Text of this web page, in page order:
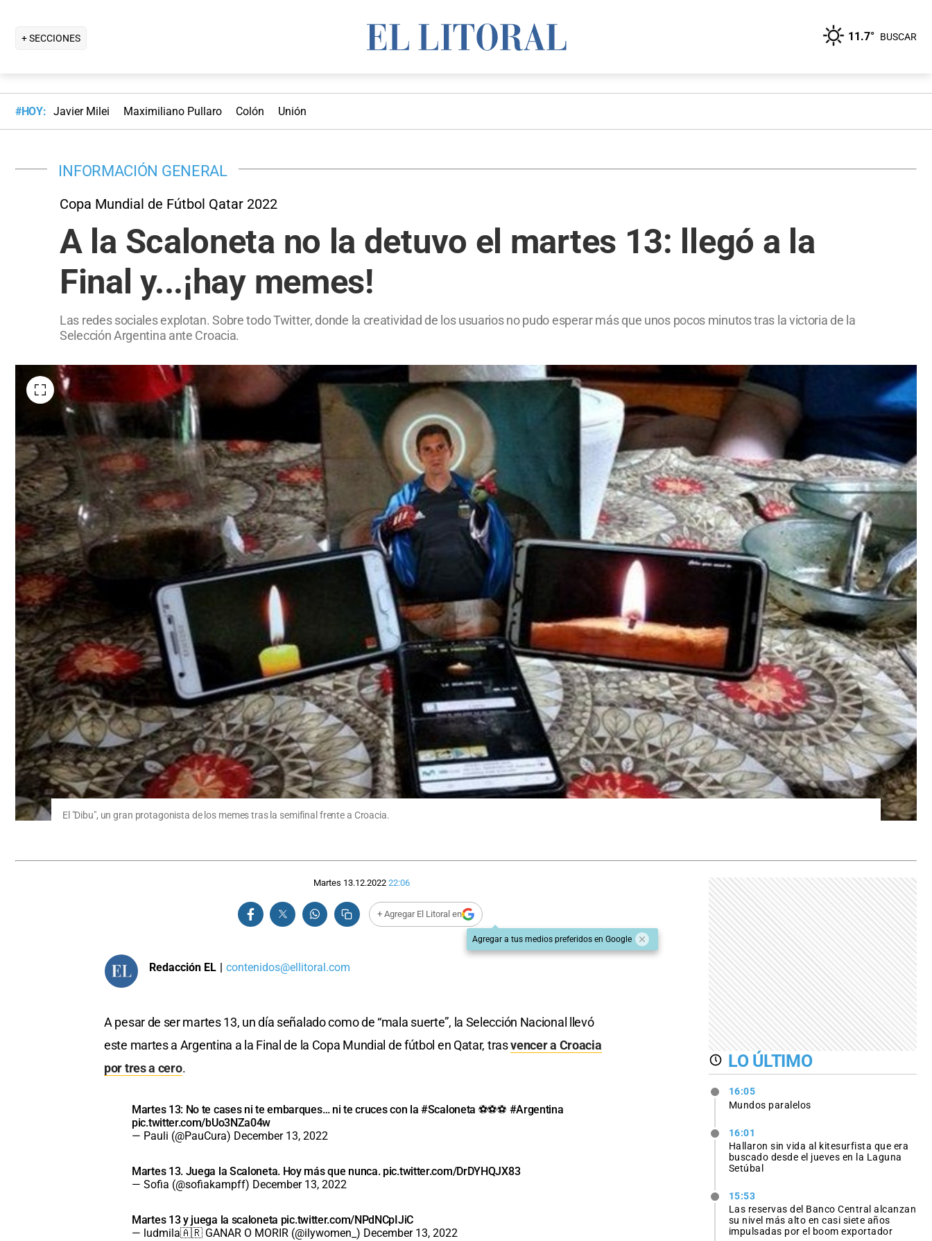
+ SECCIONES 11.7° BUSCAR
#HOY: Javier Milei Maximiliano Pullaro Colón Unión
INFORMACIÓN GENERAL
Copa Mundial de Fútbol Qatar 2022
A la Scaloneta no la detuvo el martes 13: llegó a la
Final y...¡hay memes!
Las redes sociales explotan. Sobre todo Twitter, donde la creatividad de los usuarios no pudo esperar más que unos pocos minutos tras la victoria de la
Selección Argentina ante Croacia.
El "Dibu", un gran protagonista de los memes tras la semifinal frente a Croacia.
Martes 13.12.2022 22:06
+ Agregar El Litoral en
Agregar a tus medios preferidos en Google
Redacción EL | contenidos@ellitoral.com
A pesar de ser martes 13, un día señalado como de “mala suerte”, la Selección Nacional llevó
este martes a Argentina a la Final de la Copa Mundial de fútbol en Qatar, trasvencer a Croacia
por tres a cero.
Martes 13: No te cases ni te embarques… ni te cruces con la#Scaloneta ⚽️⚽️⚽️ #Argentina
pic.twitter.com/bUo3NZa04w
— Pauli (@PauCura) December 13, 2022
Martes 13. Juega la Scaloneta. Hoy más que nunca. pic.twitter.com/DrDYHQJX83
— Sofia (@sofiakampff) December 13, 2022
Martes 13 y juega la scaloneta pic.twitter.com/NPdNCpIJiC
— ludmila🇦🇷 GANAR O MORIR (@ilywomen_) December 13, 2022
LO ÚLTIMO
16:05
Mundos paralelos
16:01
Hallaron sin vida al kitesurfista que era
buscado desde el jueves en la Laguna
Setúbal
15:53
Las reservas del Banco Central alcanzan
su nivel más alto en casi siete años
impulsadas por el boom exportador